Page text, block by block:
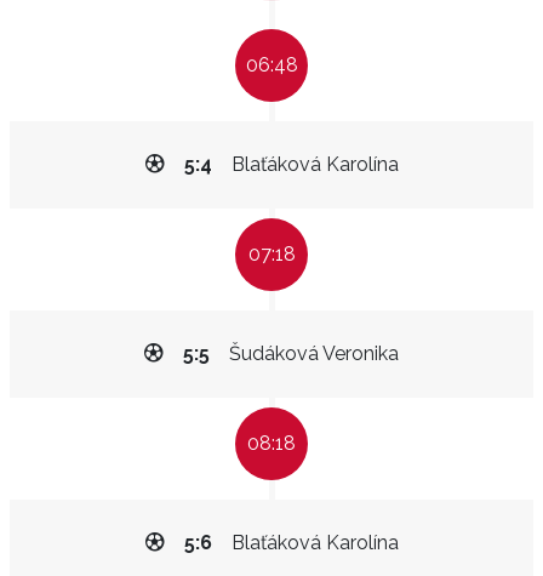
06:48
Blaťáková Karolína
5:4
07:18
Šudáková Veronika
5:5
08:18
Blaťáková Karolína
5:6